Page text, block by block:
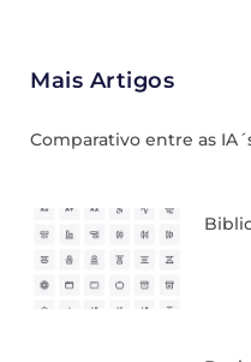
Mais Artigos
Comparativo entre as